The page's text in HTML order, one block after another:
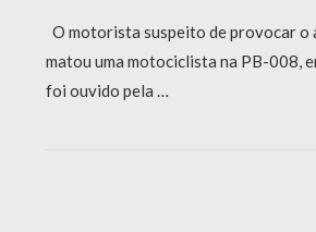
O motorista suspeito de provocar o
matou uma motociclista na PB-008,
foi ouvido pela …